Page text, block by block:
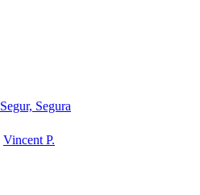
Segur, Segura
Vincent P.